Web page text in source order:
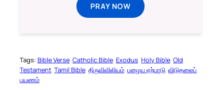
PRAY NOW
Tags: Bible Verse Catholic Bible Exodus Holy Bible Old
Testament Tamil Bible திருவிவிலியம் பழைய ஏற்பாடு விடுதலைப்
பயணம்